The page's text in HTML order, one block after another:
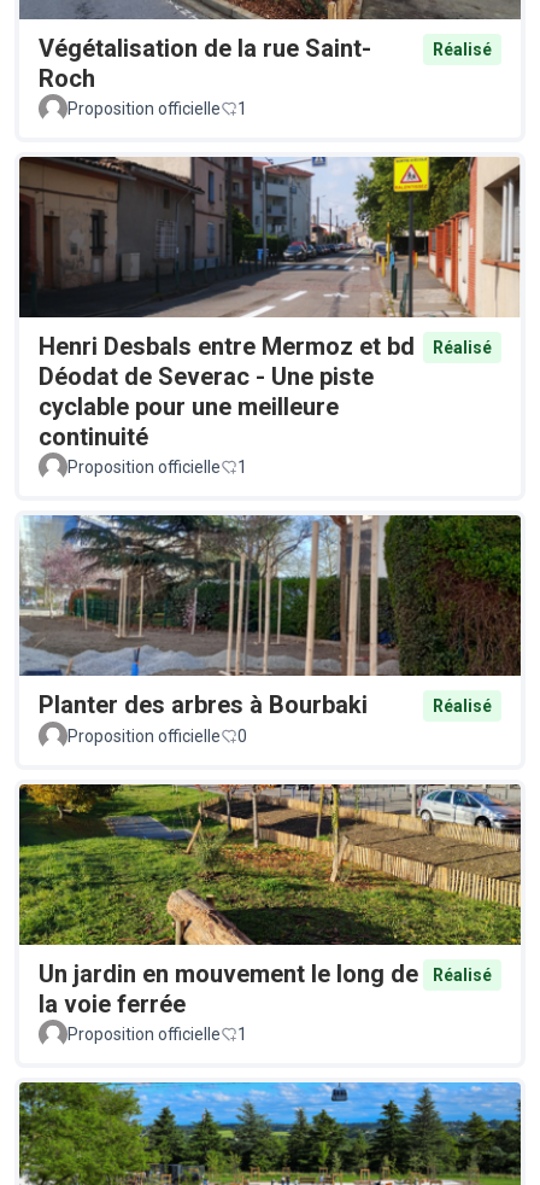
Végétalisation de la rue Saint-
Roch
Réalisé
Proposition officielle 1
Henri Desbals entre Mermoz et bd
Déodat de Severac - Une piste
cyclable pour une meilleure
continuité
Réalisé
Proposition officielle 1
Planter des arbres à Bourbaki
Réalisé
Proposition officielle
0
Un jardin en mouvement le long de
la voie ferrée
Réalisé
Proposition officielle 1